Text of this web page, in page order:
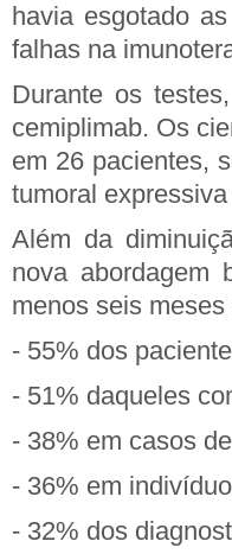
havia esgotado
falhas na
Durante os
cemiplimab. Os
em 26 pacientes,
tumoral
Além da
nova abordagem
menos seis
- 55% dos
- 51% daqueles
- 38% em casos
- 36% em
- 32% dos